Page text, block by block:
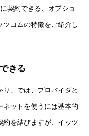
契約できる、オプショ
ツコムの特徴をご紹介し
きる
」では、プロバイダと
ネットを使うには基本的
約を結びますが、イッツ